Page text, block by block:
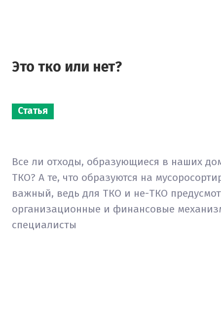
Это тко или нет?
Статья
Все ли отходы, образующиеся в наших
ТКО? А те, что образуются на
важный, ведь для ТКО и не-ТКО
организационные и финансовые
специалисты